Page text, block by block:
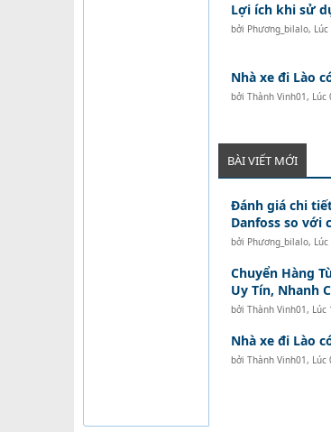
Lợi ích khi sử
bởi Phương_bilalo,
Nhà xe đi Lào
bởi Thành Vinh01, Lúc
BÀI VIẾT MỚI
Đánh giá chi
Danfoss so với
bởi Phương_bilalo,
Chuyển Hàng
Uy Tín, Nhanh
bởi Thành Vinh01, Lúc
Nhà xe đi Lào
bởi Thành Vinh01, Lúc